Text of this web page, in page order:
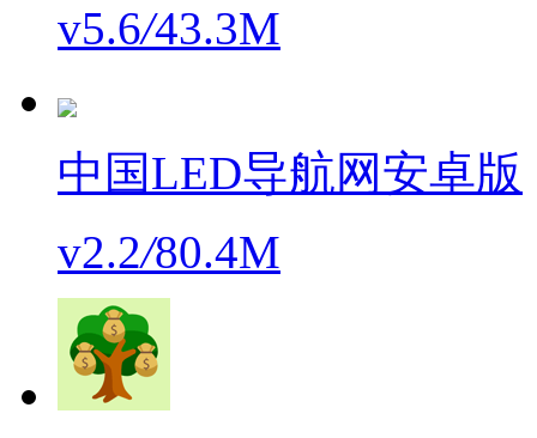
v5.6/43.3M
中国LED导航网安卓版
v2.2/80.4M